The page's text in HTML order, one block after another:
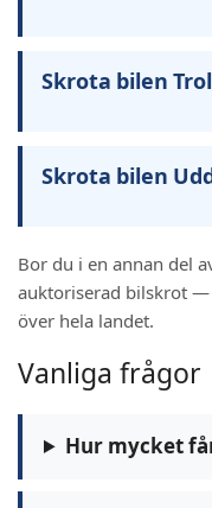
Skrota bilen
Skrota bilen
Bor du i en annan del
auktoriserad bilskrot —
över hela landet.
Vanliga frågor
Hur mycket